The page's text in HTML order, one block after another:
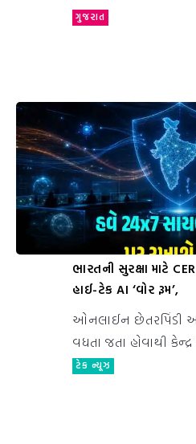
ગુજરાત
ભારતની સુરક્ષા માટે
હાઈ-ટેક AI ‘વોર રૂમ’,
ઓનલાઈન છેતરપિંડી
વધતા જતા હોવાથી કેન્દ્ર
ટેક ન્યૂઝ